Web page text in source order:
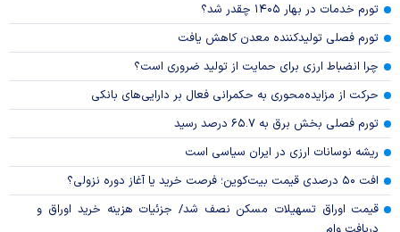
تورم خدمات در بهار ۱۴۰۵ چقدر شد؟
تورم فصلی تولیدکننده معدن کاهش یافت
چرا انضباط ارزی برای حمایت از تولید ضروری است؟
حرکت از مزایده‌محوری به حکمرانی فعال بر دارایی‌های بانکی
تورم فصلی بخش برق به ۶۵.۷ درصد رسید
ریشه نوسانات ارزی در ایران سیاسی است
افت ۵۰ درصدی قیمت بیت‌کوین؛ فرصت خرید یا آغاز دوره نزولی؟
قیمت اوراق تسهیلات مسکن نصف شد/ جزئیات هزینه خرید اوراق و